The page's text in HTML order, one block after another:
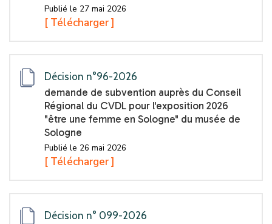
Publié le 27 mai 2026
[ Télécharger ]
Décision n°96-2026
demande de subvention auprès du Conseil
Régional du CVDL pour l'exposition 2026
"être une femme en Sologne" du musée de
Sologne
Publié le 26 mai 2026
[ Télécharger ]
Décision n° 099-2026